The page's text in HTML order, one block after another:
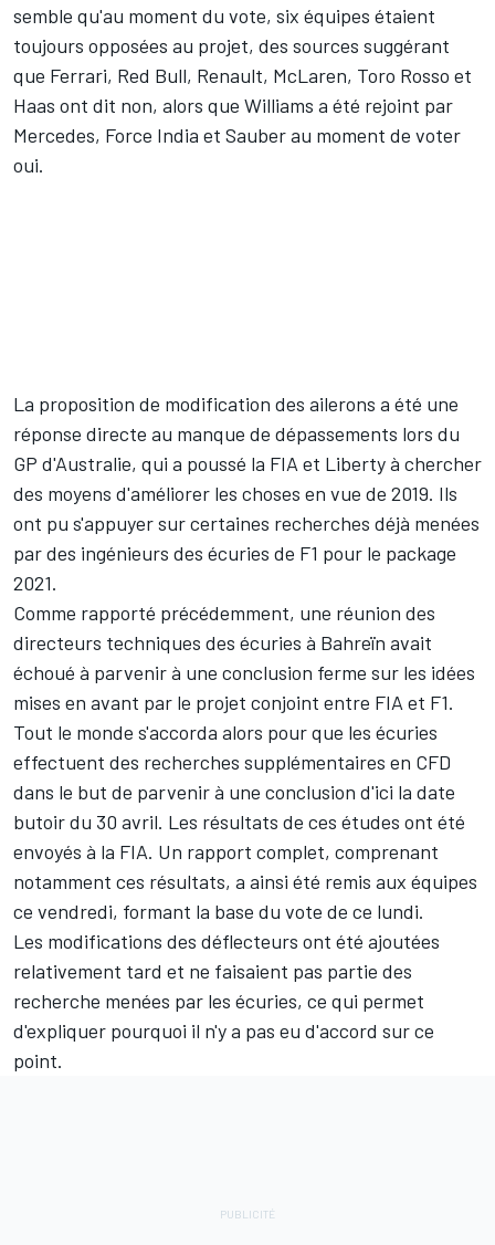
semble qu'au moment du vote, six équipes étaient
toujours opposées au projet, des sources suggérant
que Ferrari, Red Bull, Renault, McLaren, Toro Rosso et
Haas ont dit non, alors que Williams a été rejoint par
Mercedes, Force India et Sauber au moment de voter
oui.
La proposition de modification des ailerons a été une
réponse directe au manque de dépassements lors du
GP d'Australie, qui a poussé la FIA et Liberty à chercher
des moyens d'améliorer les choses en vue de 2019. Ils
ont pu s'appuyer sur certaines recherches déjà menées
par des ingénieurs des écuries de F1 pour le package
2021.
Comme rapporté précédemment, une réunion des
directeurs techniques des écuries à Bahreïn avait
échoué à parvenir à une conclusion ferme sur les idées
mises en avant par le projet conjoint entre FIA et F1.
Tout le monde s'accorda alors pour que les écuries
effectuent des recherches supplémentaires en CFD
dans le but de parvenir à une conclusion d'ici la date
butoir du 30 avril. Les résultats de ces études ont été
envoyés à la FIA. Un rapport complet, comprenant
notamment ces résultats, a ainsi été remis aux équipes
ce vendredi, formant la base du vote de ce lundi.
Les modifications des déflecteurs ont été ajoutées
relativement tard et ne faisaient pas partie des
recherche menées par les écuries, ce qui permet
d'expliquer pourquoi il n'y a pas eu d'accord sur ce
point.